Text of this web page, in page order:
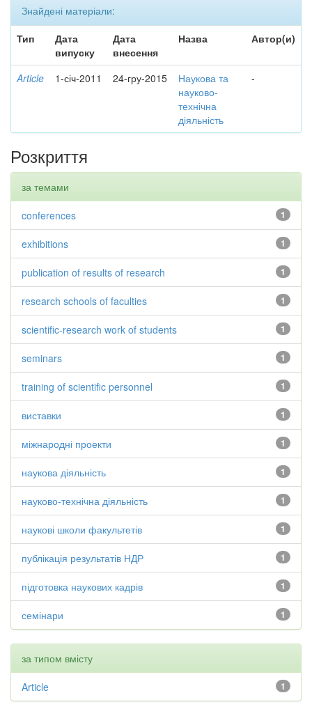
Знайдені матеріали:
Тип
Дата
випуску
Дата
внесення
Назва Автор(и)
Article 1-січ-2011 24-гру-2015
Наукова та
науково-
технічна
діяльність
-
Розкриття
за темами
1
conferences
1
exhibitions
1
publication of results of research
1
research schools of faculties
1
scientific-research work of students
1
seminars
1
training of scientific personnel
1
виставки
1
міжнародні проекти
1
наукова діяльність
1
науково-технічна діяльність
1
наукові школи факультетів
1
публікація результатів НДР
1
підготовка наукових кадрів
1
семінари
за типом вмісту
1
Article